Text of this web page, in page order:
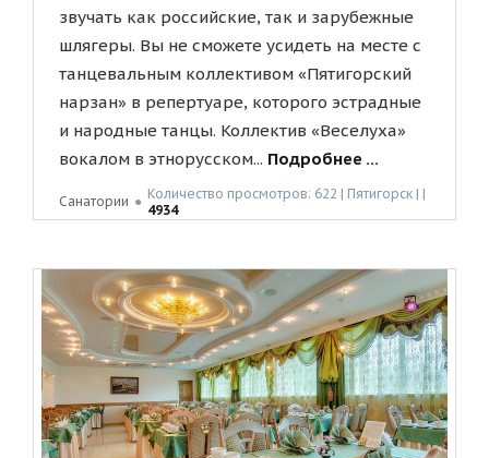
звучать как российские, так и зарубежные
шлягеры. Вы не сможете усидеть на месте с
танцевальным коллективом «Пятигорский
нарзан» в репертуаре, которого эстрадные
и народные танцы. Коллектив «Веселуха»
вокалом в этнорусском... Подробнее ...
Санатории ● Количество просмотров: 622 | Пятигорск | |
4934